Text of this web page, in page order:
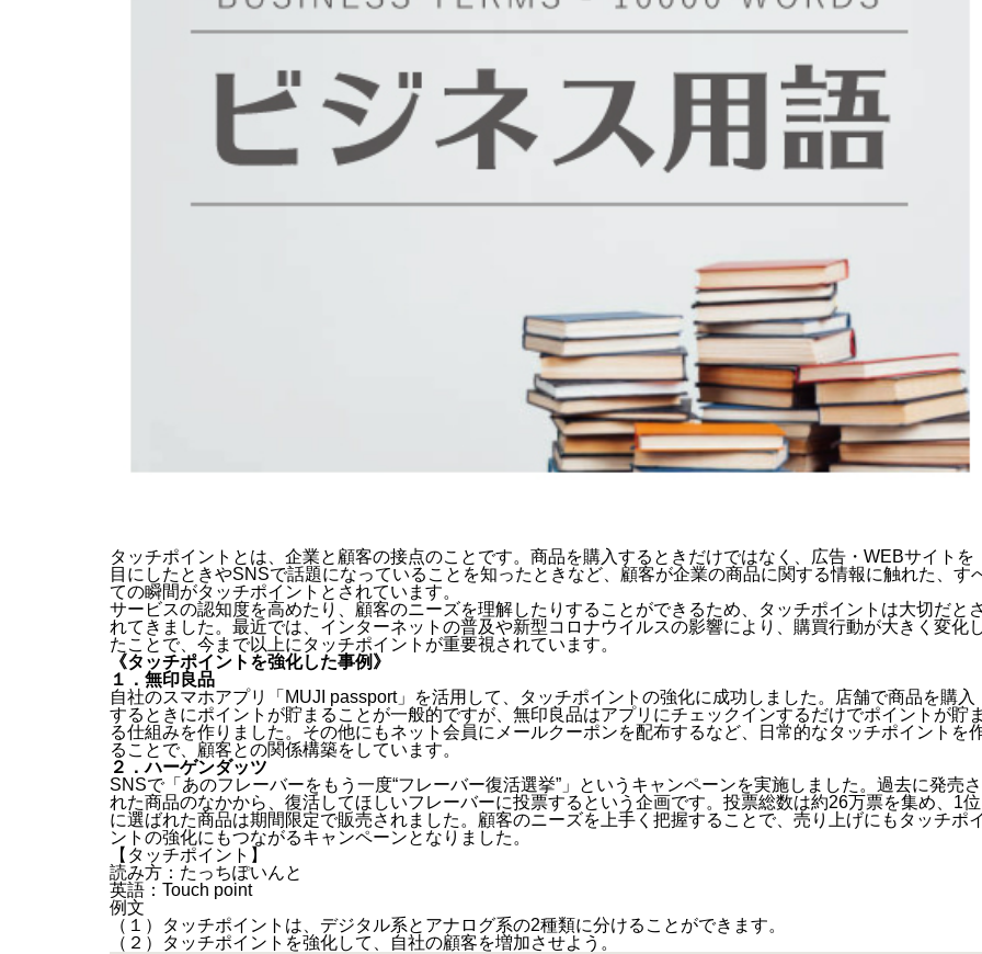
タッチポイントとは、企業と顧客の接点のことです。商品を購入するときだけではなく、広告・WEBサイトを
目にしたときやSNSで話題になっていることを知ったときなど、顧客が企業の商品に関する情報に触れた、す
ての瞬間がタッチポイントとされています。
サービスの認知度を高めたり、顧客のニーズを理解したりすることができるため、タッチポイントは大切だとさ
れてきました。最近では、インターネットの普及や新型コロナウイルスの影響により、購買行動が大きく変化
たことで、今まで以上にタッチポイントが重要視されています。
《タッチポイントを強化した事例》
１．無印良品
自社のスマホアプリ「MUJI passport」を活用して、タッチポイントの強化に成功しました。店舗で商品を購入
するときにポイントが貯まることが一般的ですが、無印良品はアプリにチェックインするだけでポイントが貯ま
る仕組みを作りました。その他にもネット会員にメールクーポンを配布するなど、日常的なタッチポイントを
ることで、顧客との関係構築をしています。
２．ハーゲンダッツ
SNSで「あのフレーバーをもう一度“フレーバー復活選挙”」というキャンペーンを実施しました。過去に発売さ
れた商品のなかから、復活してほしいフレーバーに投票するという企画です。投票総数は約26万票を集め、1位
に選ばれた商品は期間限定で販売されました。顧客のニーズを上手く把握することで、売り上げにもタッチポイ
ントの強化にもつながるキャンペーンとなりました。
【タッチポイント】
読み方：たっちぽいんと
英語：Touch point
例文
（１）タッチポイントは、デジタル系とアナログ系の2種類に分けることができます。
（２）タッチポイントを強化して、自社の顧客を増加させよう。